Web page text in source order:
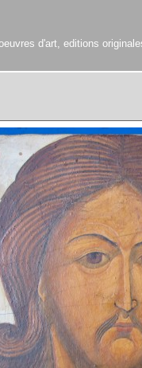
d'art, editions